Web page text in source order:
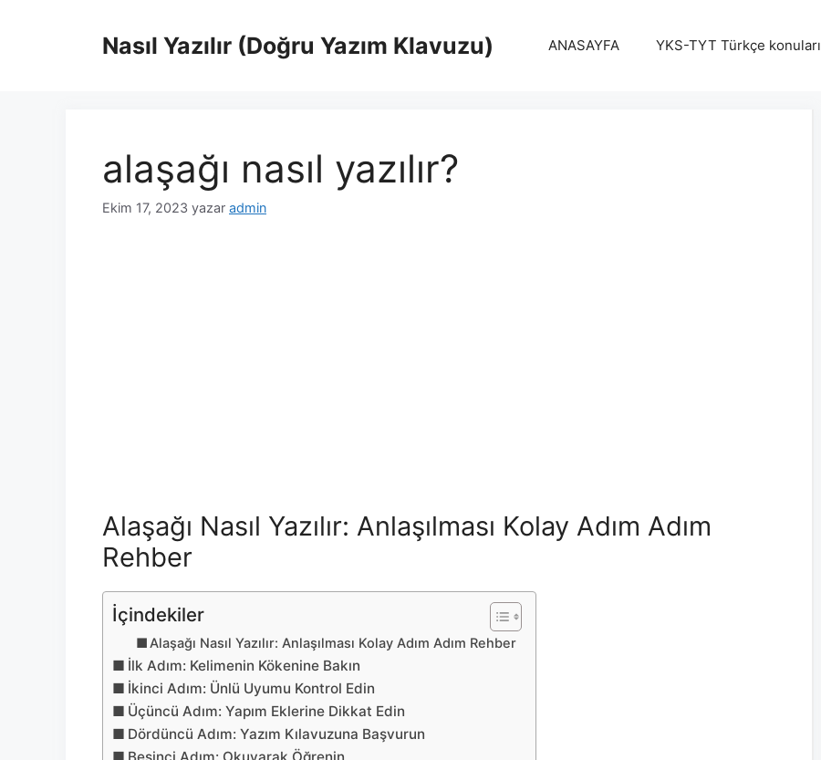
Nasıl Yazılır (Doğru Yazım Klavuzu) ANASAYFA YKS-TYT Türkçe konuları
alaşağı nasıl yazılır?
Ekim 17, 2023 yazar admin
Alaşağı Nasıl Yazılır: Anlaşılması Kolay Adım Adım
Rehber
İçindekiler
Alaşağı Nasıl Yazılır: Anlaşılması Kolay Adım Adım Rehber
İlk Adım: Kelimenin Kökenine Bakın
İkinci Adım: Ünlü Uyumu Kontrol Edin
Üçüncü Adım: Yapım Eklerine Dikkat Edin
Dördüncü Adım: Yazım Kılavuzuna Başvurun